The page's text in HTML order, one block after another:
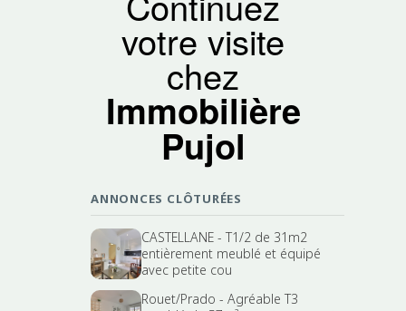
votre visite
chez
Immobilière
Pujol
ANNONCES CLÔTURÉES
CASTELLANE - T1/2 de 31m2
entièrement meublé et équipé
avec petite cou
Rouet/Prado - Agréable T3